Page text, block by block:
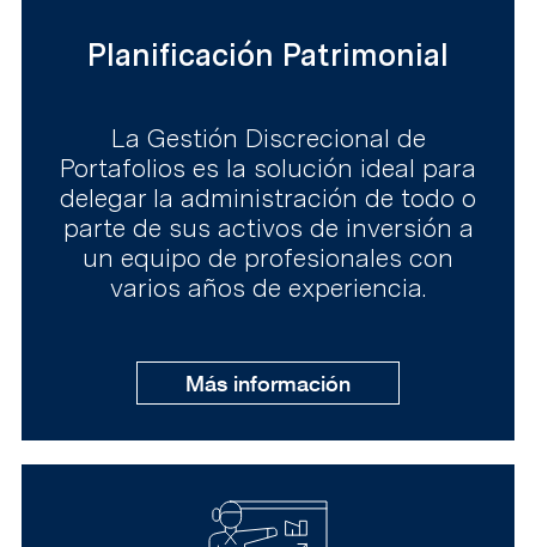
Planificación Patrimonial
La Gestión Discrecional de
Portafolios es la solución ideal para
delegar la administración de todo o
parte de sus activos de inversión a
un equipo de profesionales con
varios años de experiencia.
Más información